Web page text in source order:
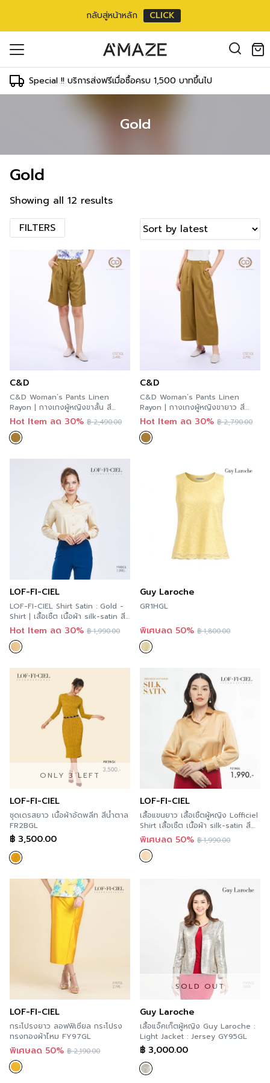
กลับสู่หน้าหลัก CLICK
Special !! บริการส่งฟรีเมื่อซื้อครบ 1,500 บาทขึ้นไป
Gold
Gold
Showing all 12 results
FILTERS
C&D
C&D Woman’s Pants Linen
Rayon | กางเกงผู้หญิงขาสั้น สี
เหลืองทอง C9Z3GL
Hot Item ลด 30% ฿2,490.00
C&D
C&D Woman’s Pants Linen
Rayon | กางเกงผู้หญิงขายาว สี
เหลืองทอง C9Z1GL
Hot Item ลด 30% ฿2,790.00
LOF-FI-CIEL
LOF-FI-CIEL Shirt Satin : Gold -
Shirt | เสื้อเชิ้ต เนื้อผ้า silk-satin สี
ทอง F9XBGL
Hot Item ลด 30% ฿1,990.00
Guy Laroche
GR1HGL
พิเศษลด 50% ฿1,800.00
ONLY 3 LEFT
LOF-FI-CIEL
ชุดเดรสยาว เนื้อผ้าอัดพลีท สีน้ำตาล
FR2BGL
฿ 3,500.00
LOF-FI-CIEL
เ สื้อแขนยาว เสื้อเชิ้ตผู้หญิง Lofficiel
Shirt เสื้อเชิ้ต เนื้อผ้า silk-satin สี
ทอง FZ1BGL
พิเศษลด 50% ฿1,990.00
LOF-FI-CIEL
กระโปรงยาว ลอฟฟิเซียล กระโปรง
ทรงทองผ้าไหม FY97GL
พิเศษลด 50% ฿2,190.00
SOLD OUT
Guy Laroche
เสื้อแจ็คเก็ตผู้หญิง Guy Laroche :
Light Jacket : Jersey GY95GL
฿ 3,000.00
in the cart.
address*
ข้าสู่ระบบด้วย LINE
คลิกที่นี่เพื่อสมัครสมาชิก
ชี รวมถึงจุดประสงค์อื่นๆ ตาม